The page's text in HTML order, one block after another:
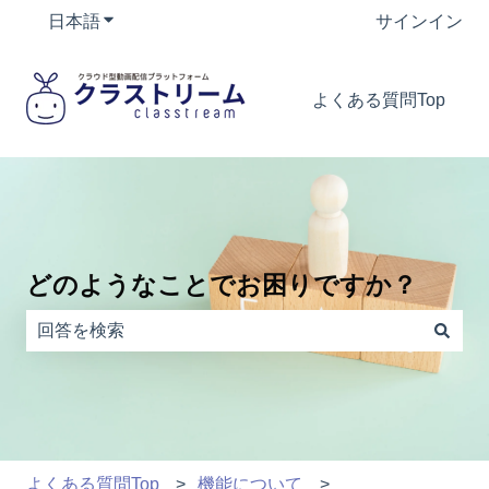
日本語翻訳のサブメニューを表示 サインイン
よくある質問Top
どのようなことでお困りですか？
検索フィールドが空なので、候補はありません。
よくある質問Top 機能について